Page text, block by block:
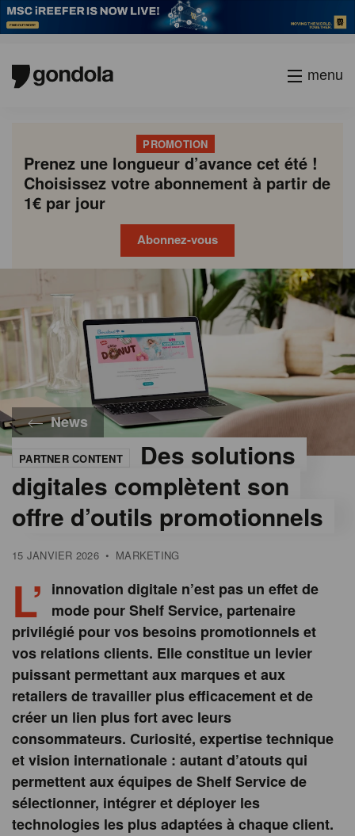
menu
PROMOTION
Prenez une longueur d’avance cet été !
Choisissez votre abonnement à partir de
1€ par jour
Abonnez-vous
News
PARTNER CONTENT
Des solutions
digitales complètent son
offre d’outils promotionnels
15 JANVIER 2026 • MARKETING
Service
L’ innovation digitale n’est pas un effet de
mode pour Shelf Service, partenaire
privilégié pour vos besoins promotionnels et
vos relations clients. Elle constitue un levier
puissant permettant aux marques et aux
retailers de travailler plus efficacement et de
créer un lien plus fort avec leurs
consommateurs. Curiosité, expertise technique
et vision internationale : autant d’atouts qui
permettent aux équipes de Shelf Service de
sélectionner, intégrer et déployer les
technologies les plus adaptées à chaque client.
Gondola
academy
Gondola